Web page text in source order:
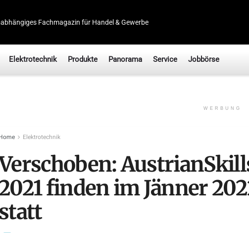
Fachmagazin für Handel & Gewerbe
Elektrotechnik Produkte Panorama Service Jobbörse
WERBUNG
Elektrotechnik
finden im Jänner
statt